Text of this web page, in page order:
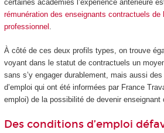
certaines académies l’expérience antérieure
rémunération des enseignants contractuels de
professionnel .
À côté de ces deux profils types, on trouve
voyant dans le statut de contractuels un
sans s’y engager durablement, mais aussi
d’emploi qui ont été informées par France
emploi) de la possibilité de devenir enseignant
Des conditions d’emploi